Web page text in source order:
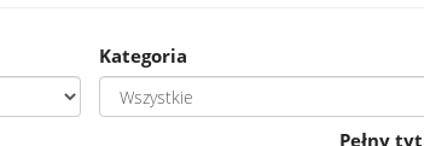
Kategoria
Pełny